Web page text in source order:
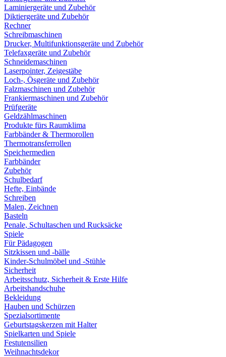
Laminiergeräte und Zubehör
Diktiergeräte und Zubehör
Rechner
Schreibmaschinen
Drucker, Multifunktionsgeräte und Zubehör
Telefaxgeräte und Zubehör
Schneidemaschinen
Laserpointer, Zeigestäbe
Loch-, Ösgeräte und Zubehör
Falzmaschinen und Zubehör
Frankiermaschinen und Zubehör
Prüfgeräte
Geldzählmaschinen
Produkte fürs Raumklima
Farbbänder & Thermorollen
Thermotransferrollen
Speichermedien
Farbbänder
Zubehör
Schulbedarf
Hefte, Einbände
Schreiben
Malen, Zeichnen
Basteln
Penale, Schultaschen und Rucksäcke
Spiele
Für Pädagogen
Sitzkissen und -bälle
Kinder-Schulmöbel und -Stühle
Sicherheit
Arbeitsschutz, Sicherheit & Erste Hilfe
Arbeitshandschuhe
Bekleidung
Hauben und Schürzen
Spezialsortimente
Geburtstagskerzen mit Halter
Spielkarten und Spiele
Festutensilien
Weihnachtsdekor